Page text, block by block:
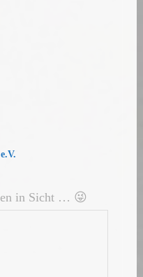
in Sicht … 😜